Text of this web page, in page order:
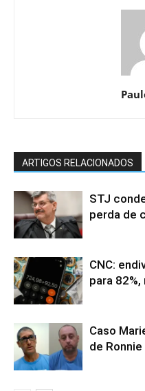
ARTIGOS RELACIONADOS
STJ
perda de
CNC:
para
Caso
de